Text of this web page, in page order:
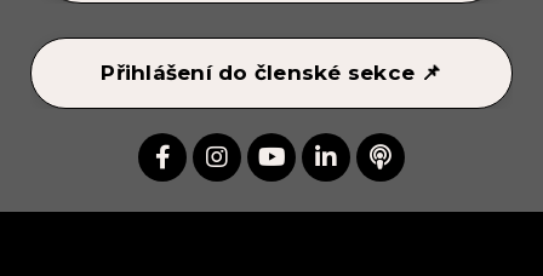
Přihlášení do členské sekce 📌